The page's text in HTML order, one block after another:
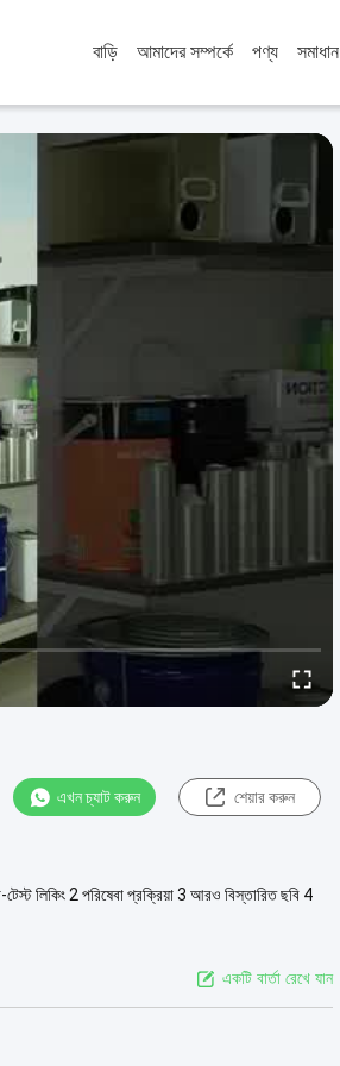
বাড়ি আমাদের সম্পর্কে পণ্য সমাধান
এখন চ্যাট করুন শেয়ার করুন
টেস্ট লিকিং 2 পরিষেবা প্রক্রিয়া 3 আরও বিস্তারিত ছবি 4
একটি বার্তা রেখে যান